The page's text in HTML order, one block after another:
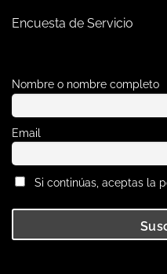
Encuesta de Servicio
Nombre o nombre completo
Email
Si continúas, aceptas la